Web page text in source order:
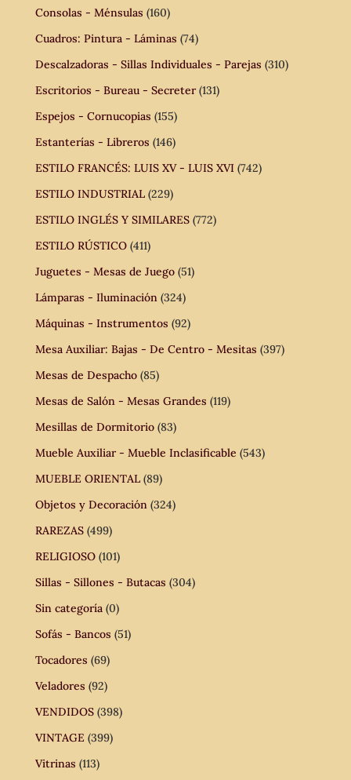
Consolas - Ménsulas (160)
Cuadros: Pintura - Láminas (74)
Descalzadoras - Sillas Individuales - Parejas (310)
Escritorios - Bureau - Secreter (131)
Espejos - Cornucopias (155)
Estanterías - Libreros (146)
ESTILO FRANCÉS: LUIS XV - LUIS XVI (742)
ESTILO INDUSTRIAL (229)
ESTILO INGLÉS Y SIMILARES (772)
ESTILO RÚSTICO (411)
Juguetes - Mesas de Juego (51)
Lámparas - Iluminación (324)
Máquinas - Instrumentos (92)
Mesa Auxiliar: Bajas - De Centro - Mesitas (397)
Mesas de Despacho (85)
Mesas de Salón - Mesas Grandes (119)
Mesillas de Dormitorio (83)
Mueble Auxiliar - Mueble Inclasificable (543)
MUEBLE ORIENTAL (89)
Objetos y Decoración (324)
RAREZAS (499)
RELIGIOSO (101)
Sillas - Sillones - Butacas (304)
Sin categoría (0)
Sofás - Bancos (51)
Tocadores (69)
Veladores (92)
VENDIDOS (398)
VINTAGE (399)
Vitrinas (113)